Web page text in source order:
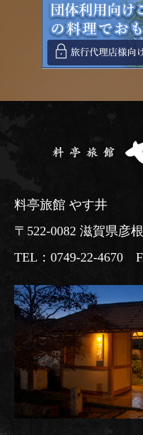
料亭旅館 やす井
〒522-0082 滋賀県彦
TEL：0749-22-4670